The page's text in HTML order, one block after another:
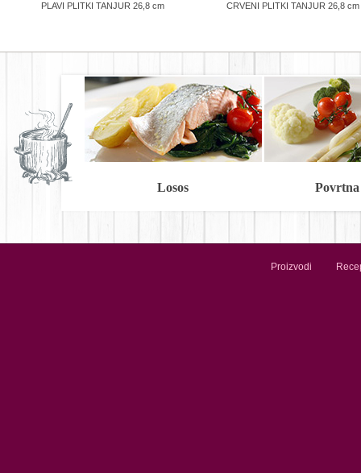
PLAVI PLITKI TANJUR 26,8 cm CRVENI PLITKI TANJUR 26,8 cm
Losos
Proizvodi